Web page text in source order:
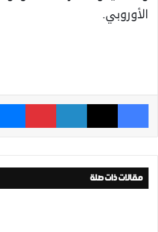
الأوروبي.
فيسبوك ‫X لينكدإن بينتيريست
مقالات ذات صلة